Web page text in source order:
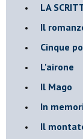
​LA
Il
Cinque
L'airone
Il Mago
In
Il